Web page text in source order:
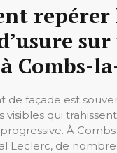
repérer
Combs-
de façade est
visibles qui
À
Leclerc, de